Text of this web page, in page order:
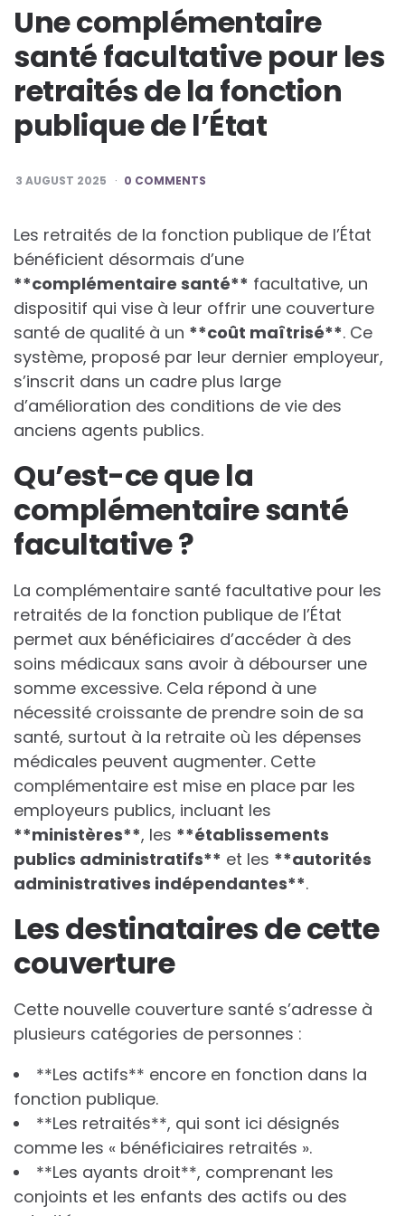
Une complémentaire
santé facultative pour les
retraités de la fonction
publique de l’État
3 AUGUST 2025 0 COMMENTS
Les retraités de la fonction publique de l’État
bénéficient désormais d’une
**complémentaire santé** facultative, un
dispositif qui vise à leur offrir une couverture
santé de qualité à un **coût maîtrisé**. Ce
système, proposé par leur dernier employeur,
s’inscrit dans un cadre plus large
d’amélioration des conditions de vie des
anciens agents publics.
Qu’est-ce que la
complémentaire santé
facultative ?
La complémentaire santé facultative pour les
retraités de la fonction publique de l’État
permet aux bénéficiaires d’accéder à des
soins médicaux sans avoir à débourser une
somme excessive. Cela répond à une
nécessité croissante de prendre soin de sa
santé, surtout à la retraite où les dépenses
médicales peuvent augmenter. Cette
complémentaire est mise en place par les
employeurs publics, incluant les
**ministères**, les **établissements
publics administratifs** et les **autorités
administratives indépendantes**.
Les destinataires de cette
couverture
Cette nouvelle couverture santé s’adresse à
plusieurs catégories de personnes :
**Les actifs** encore en fonction dans la
fonction publique.
**Les retraités**, qui sont ici désignés
comme les « bénéficiaires retraités ».
**Les ayants droit**, comprenant les
conjoints et les enfants des actifs ou des